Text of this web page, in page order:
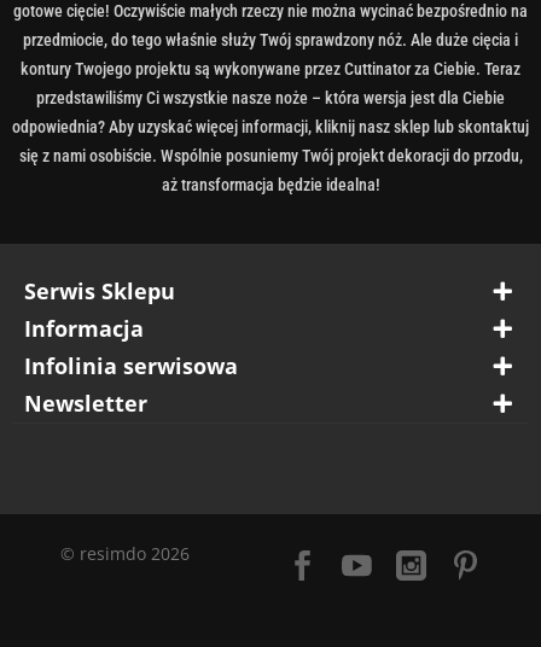
gotowe cięcie! Oczywiście małych rzeczy nie można wycinać bezpośrednio na
przedmiocie, do tego właśnie służy Twój sprawdzony nóż. Ale duże cięcia i
kontury Twojego projektu są wykonywane przez Cuttinator za Ciebie. Teraz
przedstawiliśmy Ci wszystkie nasze noże – która wersja jest dla Ciebie
odpowiednia? Aby uzyskać więcej informacji, kliknij nasz sklep lub skontaktuj
się z nami osobiście. Wspólnie posuniemy Twój projekt dekoracji do przodu,
aż transformacja będzie idealna!
Serwis Sklepu
Informacja
Infolinia serwisowa
Newsletter
© resimdo 2026